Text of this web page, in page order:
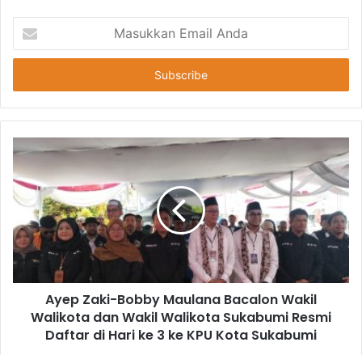
Email
Anda
Ayep Zaki-Bobby Maulana Bacalon Wakil
Walikota dan Wakil Walikota Sukabumi Resmi
Daftar di Hari ke 3 ke KPU Kota Sukabumi